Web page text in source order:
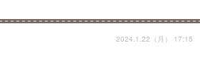
2024.1.22（月） 17:15